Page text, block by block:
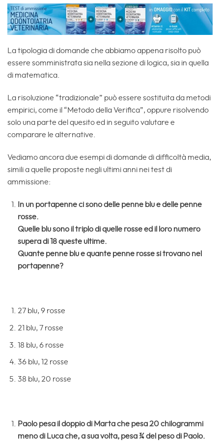
La tipologia di domande che abbiamo appena risolto può
essere somministrata sia nella sezione di logica, sia in quella
di matematica.
La risoluzione “tradizionale” può essere sostituita da metodi
empirici, come il “Metodo della Verifica”, oppure risolvendo
solo una parte del quesito ed in seguito valutare e
comparare le alternative.
Vediamo ancora due esempi di domande di difficoltà media,
simili a quelle proposte negli ultimi anni nei test di
ammissione:
In un portapenne ci sono delle penne blu e delle penne
rosse.
Quelle blu sono il triplo di quelle rosse ed il loro numero
supera di 18 queste ultime.
Quante penne blu e quante penne rosse si trovano nel
portapenne?
27 blu, 9 rosse
21 blu, 7 rosse
18 blu, 6 rosse
36 blu, 12 rosse
38 blu, 20 rosse
Paolo pesa il doppio di Marta che pesa 20 chilogrammi
meno di Luca che, a sua volta, pesa ¾ del peso di Paolo.